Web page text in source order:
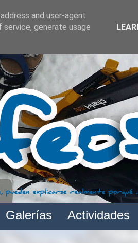
Galerías Actividades
and user-agent
generate usage